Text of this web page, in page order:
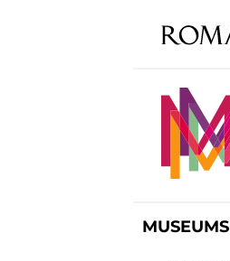
MUSEUMS